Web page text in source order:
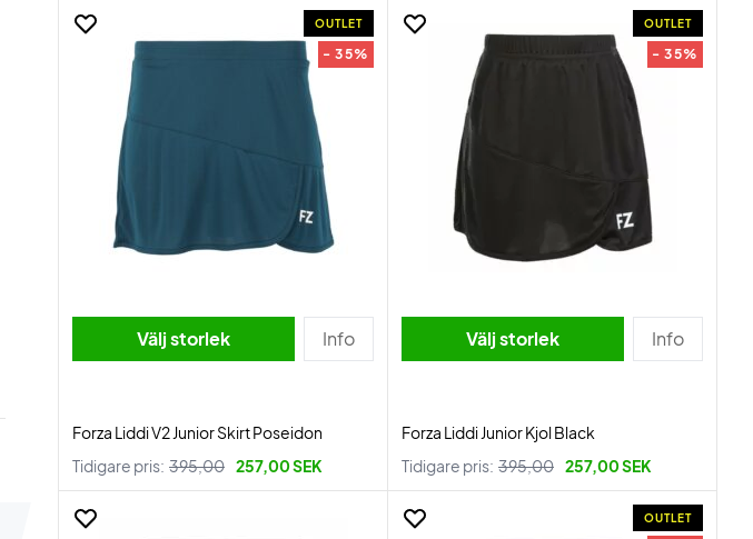
OUTLET
- 35%
Välj storlek Info
Forza Liddi V2 Junior Skirt Poseidon
Tidigare pris: 395,00 257,00 SEK
OUTLET
- 35%
Välj storlek Info
Forza Liddi Junior Kjol Black
Tidigare pris: 395,00 257,00 SEK
OUTLET